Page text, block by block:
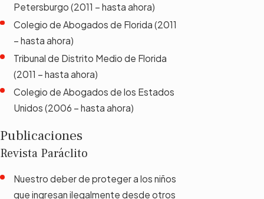
Petersburgo (2011 – hasta ahora)
Colegio de Abogados de Florida (2011
– hasta ahora)
Tribunal de Distrito Medio de Florida
(2011 – hasta ahora)
Colegio de Abogados de los Estados
Unidos (2006 – hasta ahora)
Publicaciones
Revista Paráclito
Nuestro deber de proteger a los niños
que ingresan ilegalmente desde otros